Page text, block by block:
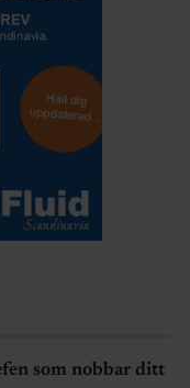
som nobbar ditt